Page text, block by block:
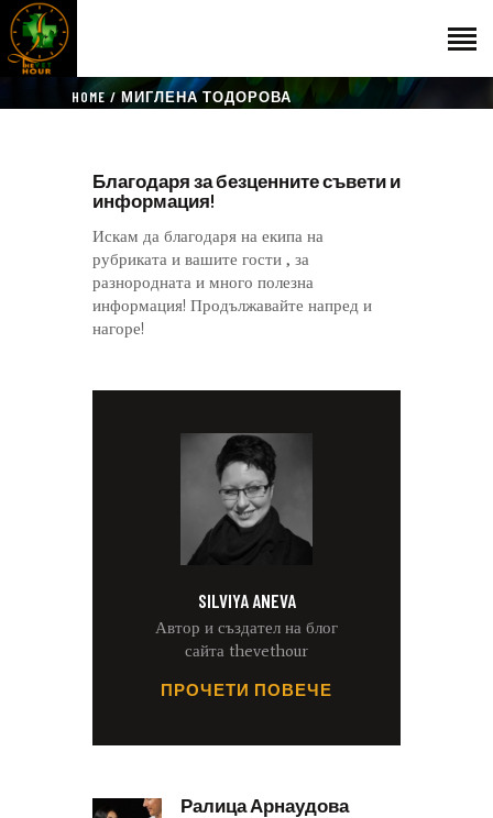
HOME МИГЛЕНА ТОДОРОВА
ГОСТИ
КАТАЛОГ
THE VET HOUR
БЛОГ
Благодаря за безценните съвети и
информация!
Искам да благодаря на екипа на
рубриката и вашите гости , за
разнородната и много полезна
информация! Продължавайте напред и
нагоре!
SILVIYA ANEVA
Автор и създател на блог
сайта thevethour
ПРОЧЕТИ ПОВЕЧЕ
Ралица Арнаудова